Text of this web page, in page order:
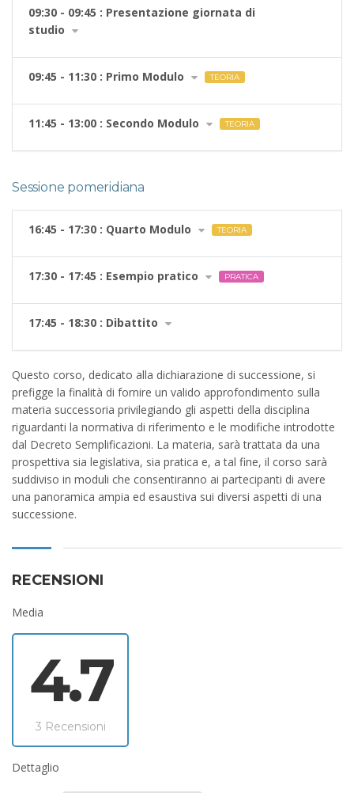
09:30 - 09:45 : Presentazione giornata di
studio
09:45 - 11:30 : Primo Modulo TEORIA
11:45 - 13:00 : Secondo Modulo TEORIA
Sessione pomeridiana
16:45 - 17:30 : Quarto Modulo TEORIA
17:30 - 17:45 : Esempio pratico PRATICA
17:45 - 18:30 : Dibattito
Questo corso, dedicato alla dichiarazione di successione, si
prefigge la finalità di fornire un valido approfondimento sulla
materia successoria privilegiando gli aspetti della disciplina
riguardanti la normativa di riferimento e le modifiche introdotte
dal Decreto Semplificazioni. La materia, sarà trattata da una
prospettiva sia legislativa, sia pratica e, a tal fine, il corso sarà
suddiviso in moduli che consentiranno ai partecipanti di avere
una panoramica ampia ed esaustiva sui diversi aspetti di una
successione.
RECENSIONI
Media
4.7
3 Recensioni
Dettaglio